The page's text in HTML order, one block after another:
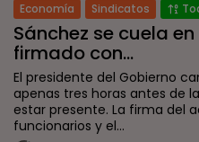
Economía Sindicatos
Sánchez se cuela
firmado con...
El presidente del Gobierno
apenas tres horas antes de
estar presente. La firma del
funcionarios y el...